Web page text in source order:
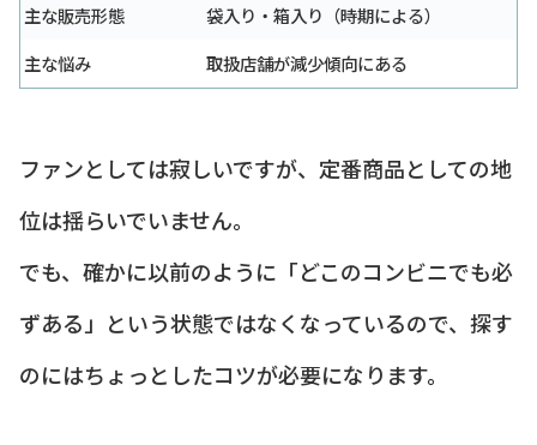
主な販売形態
袋入り・箱入り（時期による）
主な悩み
取扱店舗が減少傾向にある
ファンとしては寂しいですが、定番商品としての地
位は揺らいでいません。
でも、確かに以前のように「どこのコンビニでも必
ずある」という状態ではなくなっているので、探す
のにはちょっとしたコツが必要になります。